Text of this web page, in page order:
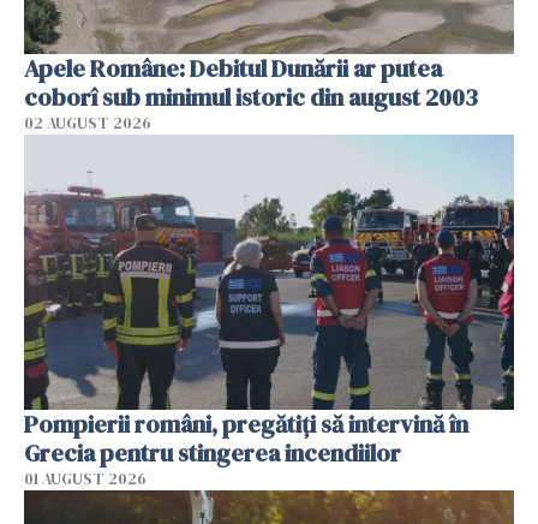
Apele Române: Debitul Dunării ar putea
coborî sub minimul istoric din august 2003
02 AUGUST 2026
Pompierii români, pregătiţi să intervină în
Grecia pentru stingerea incendiilor
01 AUGUST 2026